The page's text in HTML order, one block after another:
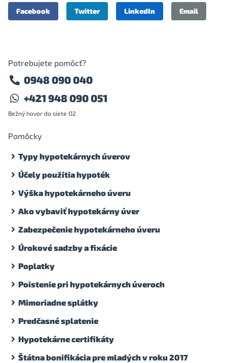
Facebook Twitter LinkedIn Email
Potrebujete pomôcť?
0948 090 040
+421 948 090 051
Bežný hovor do siete O2
Pomôcky
Typy hypotekárnych úverov
Účely použitia hypoték
Výška hypotekárneho úveru
Ako vybaviť hypotekárny úver
Zabezpečenie hypotekárneho úveru
Úrokové sadzby a fixácie
Poplatky
Poistenie pri hypotekárnych úveroch
Mimoriadne splátky
Predčasné splatenie
Hypotekárne certifikáty
Štátna bonifikácia pre mladých v roku 2017